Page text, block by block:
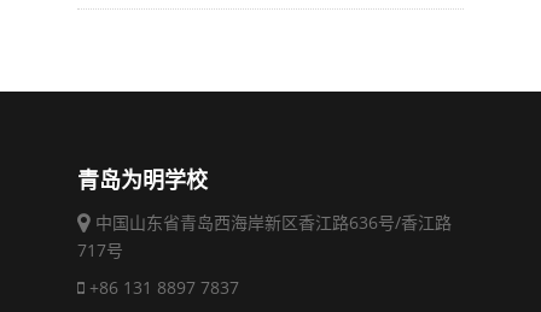
青岛为明学校
中国山东省青岛西海岸新区香江路636号/香江路
717号
+86 131 8897 7837